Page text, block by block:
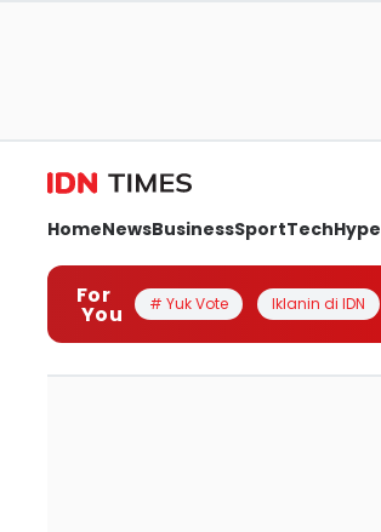
HomeNewsBusinessSportTechHype
For
You # Yuk Vote Iklanin di IDN